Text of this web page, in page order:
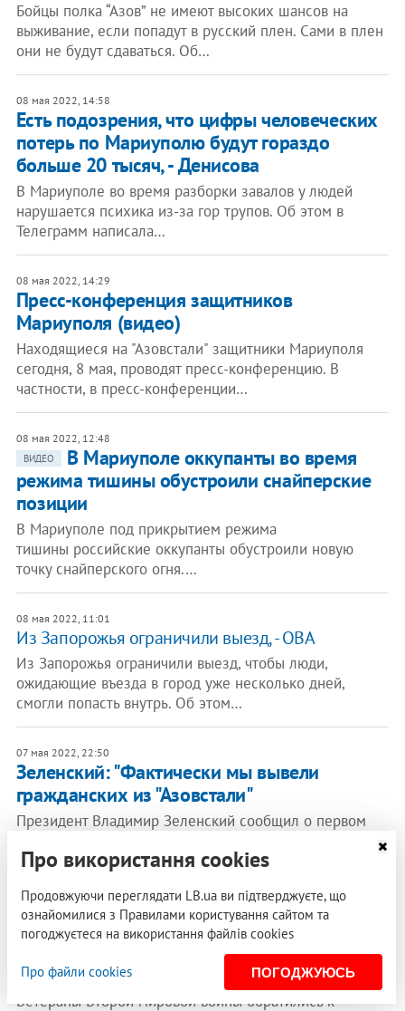
Бойцы полка “Азов” не имеют высоких шансов на
выживание, если попадут в русский плен. Сами в плен
они не будут сдаваться. Об…
08 мая 2022, 14:58
Есть подозрения, что цифры человеческих
потерь по Мариуполю будут гораздо
больше 20 тысяч, - Денисова
В Мариуполе во время разборки завалов у людей
нарушается психика из-за гор трупов. Об этом в
Телеграмм написала…
08 мая 2022, 14:29
Пресс-конференция защитников
Мариуполя (видео)
Находящиеся на "Азовстали" защитники Мариуполя
сегодня, 8 мая, проводят пресс-конференцию. В
частности, в пресс-конференции…
08 мая 2022, 12:48
ВИДЕО
В Мариуполе оккупанты во время
режима тишины обустроили снайперские
позиции
В Мариуполе под прикрытием режима
тишины российские оккупанты обустроили новую
точку снайперского огня.…
08 мая 2022, 11:01
Из Запорожья ограничили выезд, - ОВА
Из Запорожья ограничили выезд, чтобы люди,
ожидающие въезда в город уже несколько дней,
смогли попасть внутрь. Об этом…
07 мая 2022, 22:50
Зеленский: "Фактически мы вывели
гражданских из "Азовстали"
Президент Владимир Зеленский сообщил о первом
отметил, что удалось спасти более…
07 мая 2022, 20:59
ВИДЕО
​Ветераны Второй мировой войны
просят Путина выпустить из окружения
защитников Мариуполя
Ветераны Второй мировой войны обратились к
Про використання cookies
Продовжуючи переглядати LB.ua ви підтверджуєте, що
ознайомилися з Правилами користування сайтом та
погоджуєтеся на використання файлів cookies
Про файли cookies ПОГОДЖУЮСЬ